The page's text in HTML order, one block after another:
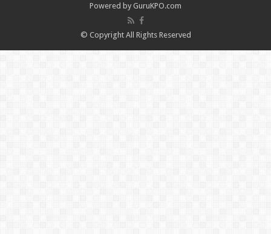
Powered by GuruKPO.com
© Copyright All Rights Reserved